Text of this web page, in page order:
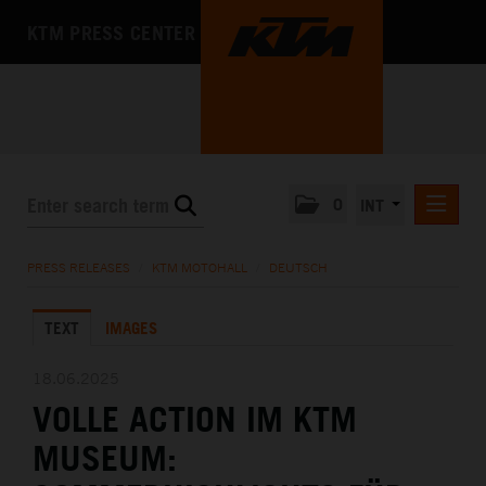
KTM X-BOW
DEUTSCH
ENGLISH
MEDIA
PRESS RELEASES KTM MOTOHALL DEUTSCH
TEXT IMAGES
VOLLE ACTION IM KTM
MUSEUM: